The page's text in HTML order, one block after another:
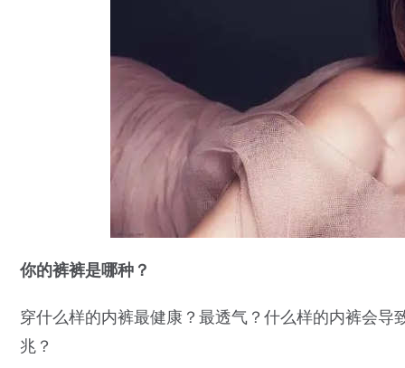
你的裤裤是哪种？
穿什么样的内裤最健康？最透气？什么样的内裤会
兆？